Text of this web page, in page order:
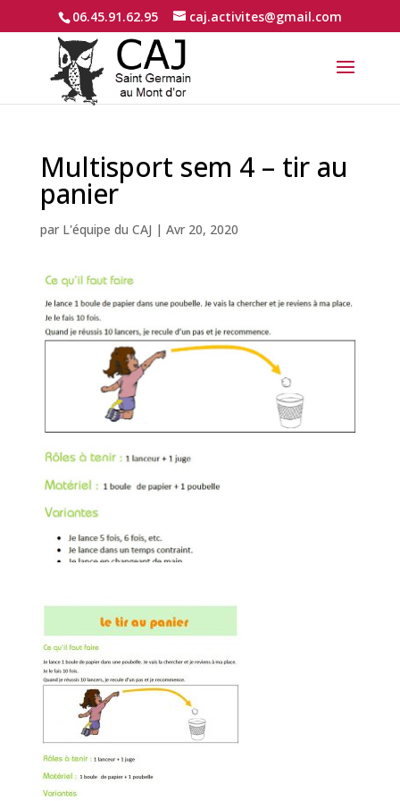
06.45.91.62.95 caj.activites@gmail.com
Multisport sem 4 – tir au
panier
par L'équipe du CAJ | Avr 20, 2020